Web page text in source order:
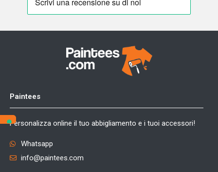
Paintees
Personalizza online il tuo abbigliamento e i tuoi accessori!
Whatsapp
info@paintees.com